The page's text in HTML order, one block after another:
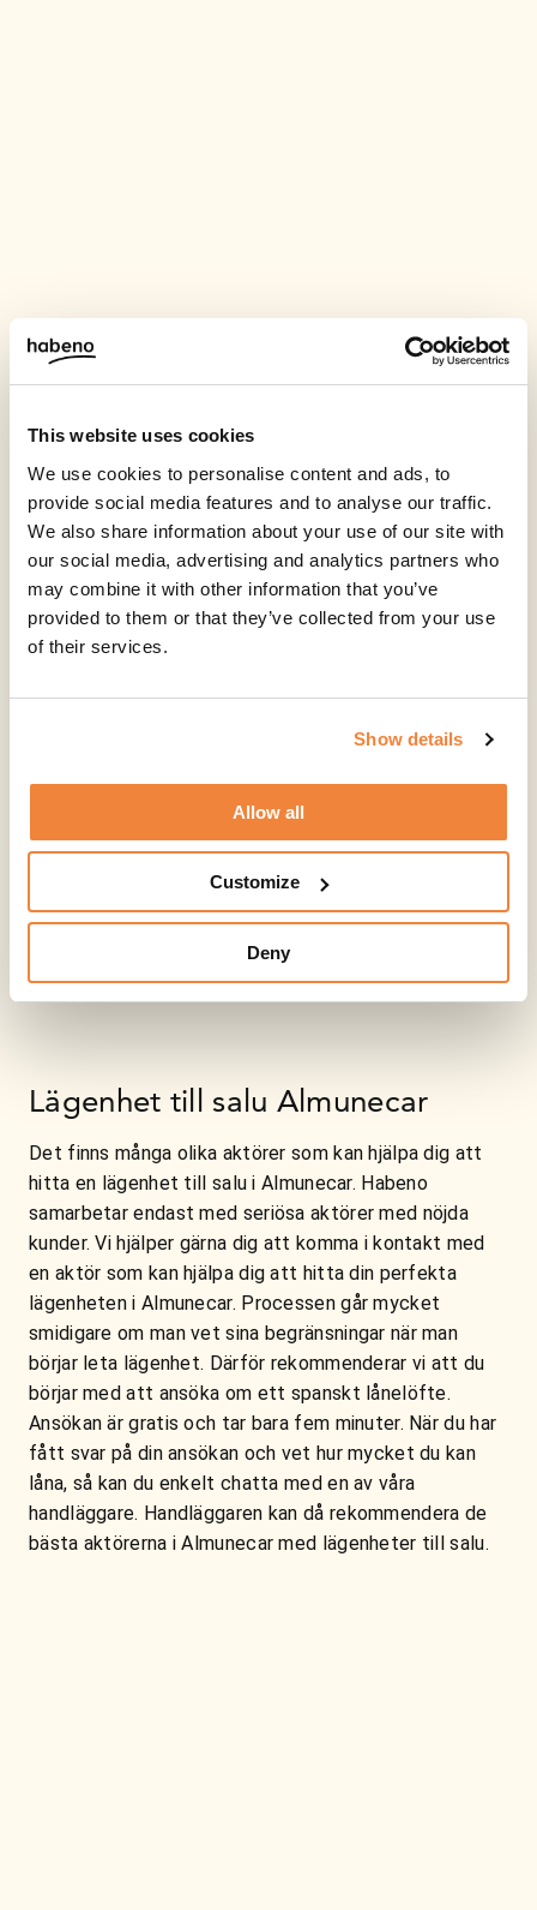
This website uses cookies
We use cookies to personalise content and ads, to
provide social media features and to analyse our traffic.
We also share information about your use of our site with
our social media, advertising and analytics partners who
may combine it with other information that you’ve
provided to them or that they’ve collected from your use
of their services.
Show details
Allow all
Customize
Deny
Lägenhet till salu Almunecar
Det finns många olika aktörer som kan hjälpa dig att
hitta en lägenhet till salu i Almunecar. Habeno
samarbetar endast med seriösa aktörer med nöjda
kunder. Vi hjälper gärna dig att komma i kontakt med
en aktör som kan hjälpa dig att hitta din perfekta
lägenheten i Almunecar. Processen går mycket
smidigare om man vet sina begränsningar när man
börjar leta lägenhet. Därför rekommenderar vi att du
börjar med att ansöka om ett spanskt lånelöfte.
Ansökan är gratis och tar bara fem minuter. När du har
fått svar på din ansökan och vet hur mycket du kan
låna, så kan du enkelt chatta med en av våra
handläggare. Handläggaren kan då rekommendera de
bästa aktörerna i Almunecar med lägenheter till salu.